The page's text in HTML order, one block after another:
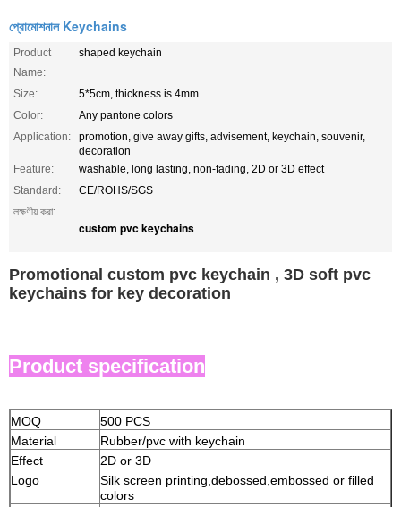
প্রোমোশনাল Keychains
Product
Name:
shaped keychain
Size:
5*5cm, thickness is 4mm
Color:
Any pantone colors
Application:
promotion, give away gifts, advisement, keychain, souvenir,
decoration
Feature:
washable, long lasting, non-fading, 2D or 3D effect
Standard:
CE/ROHS/SGS
লক্ষণীয় করা:
custom pvc keychains
Promotional custom pvc keychain , 3D soft pvc
keychains for key decoration
Product specification
MOQ
500 PCS
Material
Rubber/pvc with keychain
Effect
2D or 3D
Logo
Silk screen printing,debossed,embossed or filled
colors